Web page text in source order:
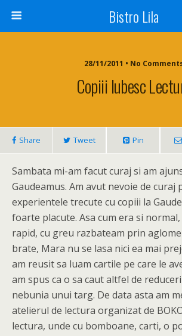
Bistro Lila
28/11/2011 • No
Copiii Iubesc
Share Tweet Pin
Sambata mi-am facut curaj si am
Gaudeamus. Am avut nevoie de curaj
experientele trecute cu copiii la
foarte placute. Asa cum era si
rapid, cu greu razbateam prin
brate, Mara nu se lasa nici ea mai
am reusit sa luam cartile pe care le
am spus ca o sa caut altfel de
nebunia unui targ. De data asta am
atelierul de lectura organizat de
lectura, unde cu bomboane, carti, o